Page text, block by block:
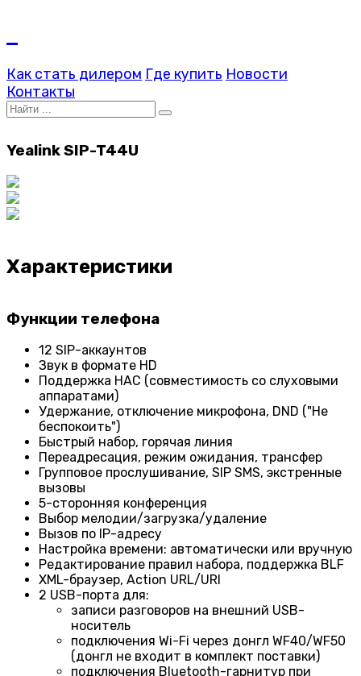
Как стать дилером Где купить Новости
Контакты
Yealink SIP-T44U
Характеристики
Функции телефона
12 SIP-аккаунтов
Звук в формате HD
Поддержка HAC (совместимость со слуховыми
аппаратами)
Удержание, отключение микрофона, DND ("Не
беспокоить")
Быстрый набор, горячая линия
Переадресация, режим ожидания, трансфер
Групповое прослушивание, SIP SMS, экстренные
вызовы
5-сторонняя конференция
Выбор мелодии/загрузка/удаление
Вызов по IP-адресу
Настройка времени: автоматически или вручную
Редактирование правил набора, поддержка BLF
XML-браузер, Action URL/URI
2 USB-порта для:
записи разговоров на внешний USB-
носитель
подключения Wi-Fi через донгл WF40/WF50
(донгл не входит в комплект поставки)
подключения Bluetooth-гарнитур при